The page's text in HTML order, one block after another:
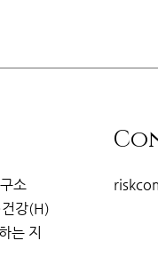
소
건강(H)
는 지